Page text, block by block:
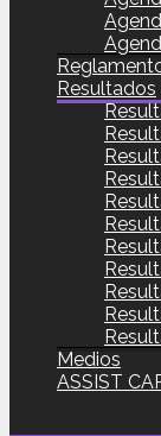
Resultados
Medios
ASSIST